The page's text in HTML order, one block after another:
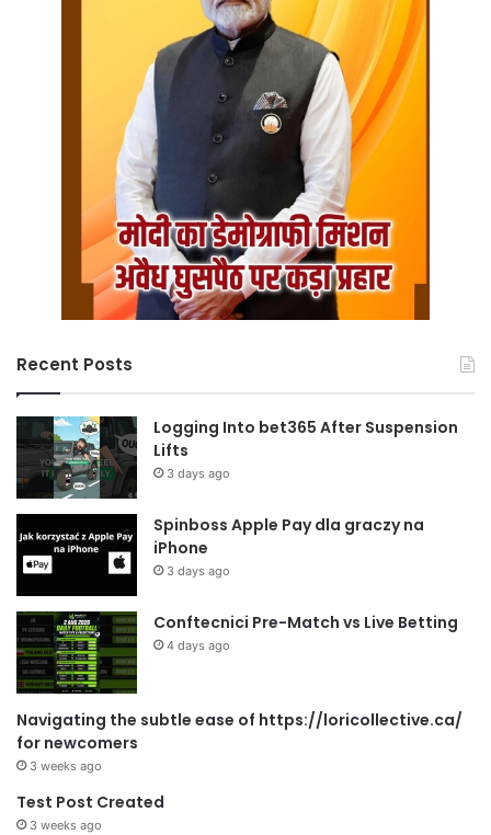
Recent Posts
Logging Into bet365 After Suspension
Lifts
3 days ago
Spinboss Apple Pay dla graczy na
iPhone
3 days ago
Conftecnici Pre-Match vs Live Betting
4 days ago
Navigating the subtle ease of https://loricollective.ca/
for newcomers
3 weeks ago
Test Post Created
3 weeks ago